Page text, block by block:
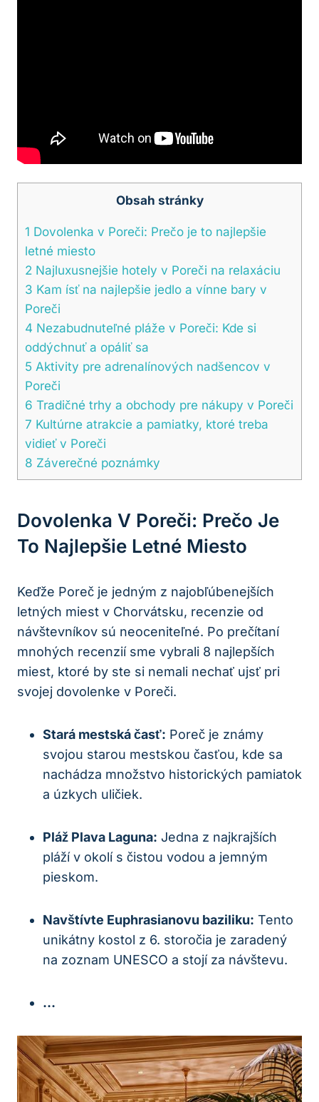
Obsah stránky
1 Dovolenka v Poreči: Prečo je to najlepšie
letné miesto
2 Najluxusnejšie hotely v Poreči na relaxáciu
3 Kam ísť na najlepšie jedlo a vínne bary v
Poreči
4 Nezabudnuteľné pláže v Poreči: Kde si
oddýchnuť a opáliť sa
5 Aktivity pre adrenalínových nadšencov v
Poreči
6 Tradičné trhy a obchody pre nákupy v Poreči
7 Kultúrne atrakcie a pamiatky, ktoré treba
vidieť v Poreči
8 Záverečné poznámky
Dovolenka V Poreči: Prečo Je
To Najlepšie Letné Miesto
Keďže Poreč je jedným z najobľúbenejších
letných miest v Chorvátsku, recenzie od
návštevníkov sú neoceniteľné. Po prečítaní
mnohých recenzií sme vybrali 8 najlepších
miest, ktoré by ste si nemali nechať ujsť pri
svojej dovolenke v Poreči.
Stará mestská časť: Poreč je známy
svojou starou mestskou časťou, kde sa
nachádza množstvo historických pamiatok
a úzkych uličiek.
Pláž Plava Laguna: Jedna z najkrajších
pláží v okolí s čistou vodou a jemným
pieskom.
Navštívte Euphrasianovu baziliku: Tento
unikátny kostol z 6. storočia je zaradený
na zoznam UNESCO a stojí za návštevu.
…